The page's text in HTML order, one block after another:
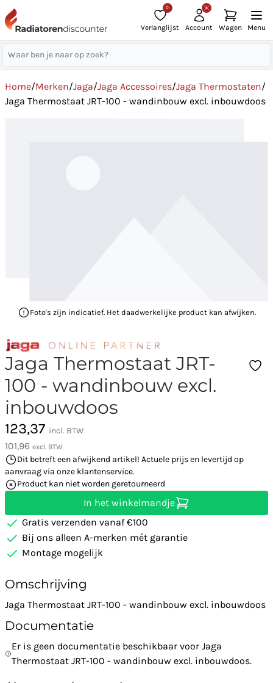
0
Verlanglijst Account Wagen Menu
Home/Merken/Jaga/Jaga Accessoires/Jaga Thermostaten/
Jaga Thermostaat JRT-100 - wandinbouw excl. inbouwdoos
Foto's zijn indicatief. Het daadwerkelijke product kan afwijken.
Jaga Thermostaat JRT-
100 - wandinbouw excl.
inbouwdoos
123,37 incl. BTW
101,96 excl. BTW
Dit betreft een afwijkend artikel! Actuele prijs en levertijd op
aanvraag via onze klantenservice.
Product kan niet worden geretourneerd
In het winkelmandje
Gratis verzenden vanaf €100
Bij ons alleen A-merken mét garantie
Montage mogelijk
Omschrijving
Jaga Thermostaat JRT-100 - wandinbouw excl. inbouwdoos
Documentatie
Er is geen documentatie beschikbaar voor Jaga
Thermostaat JRT-100 - wandinbouw excl. inbouwdoos.